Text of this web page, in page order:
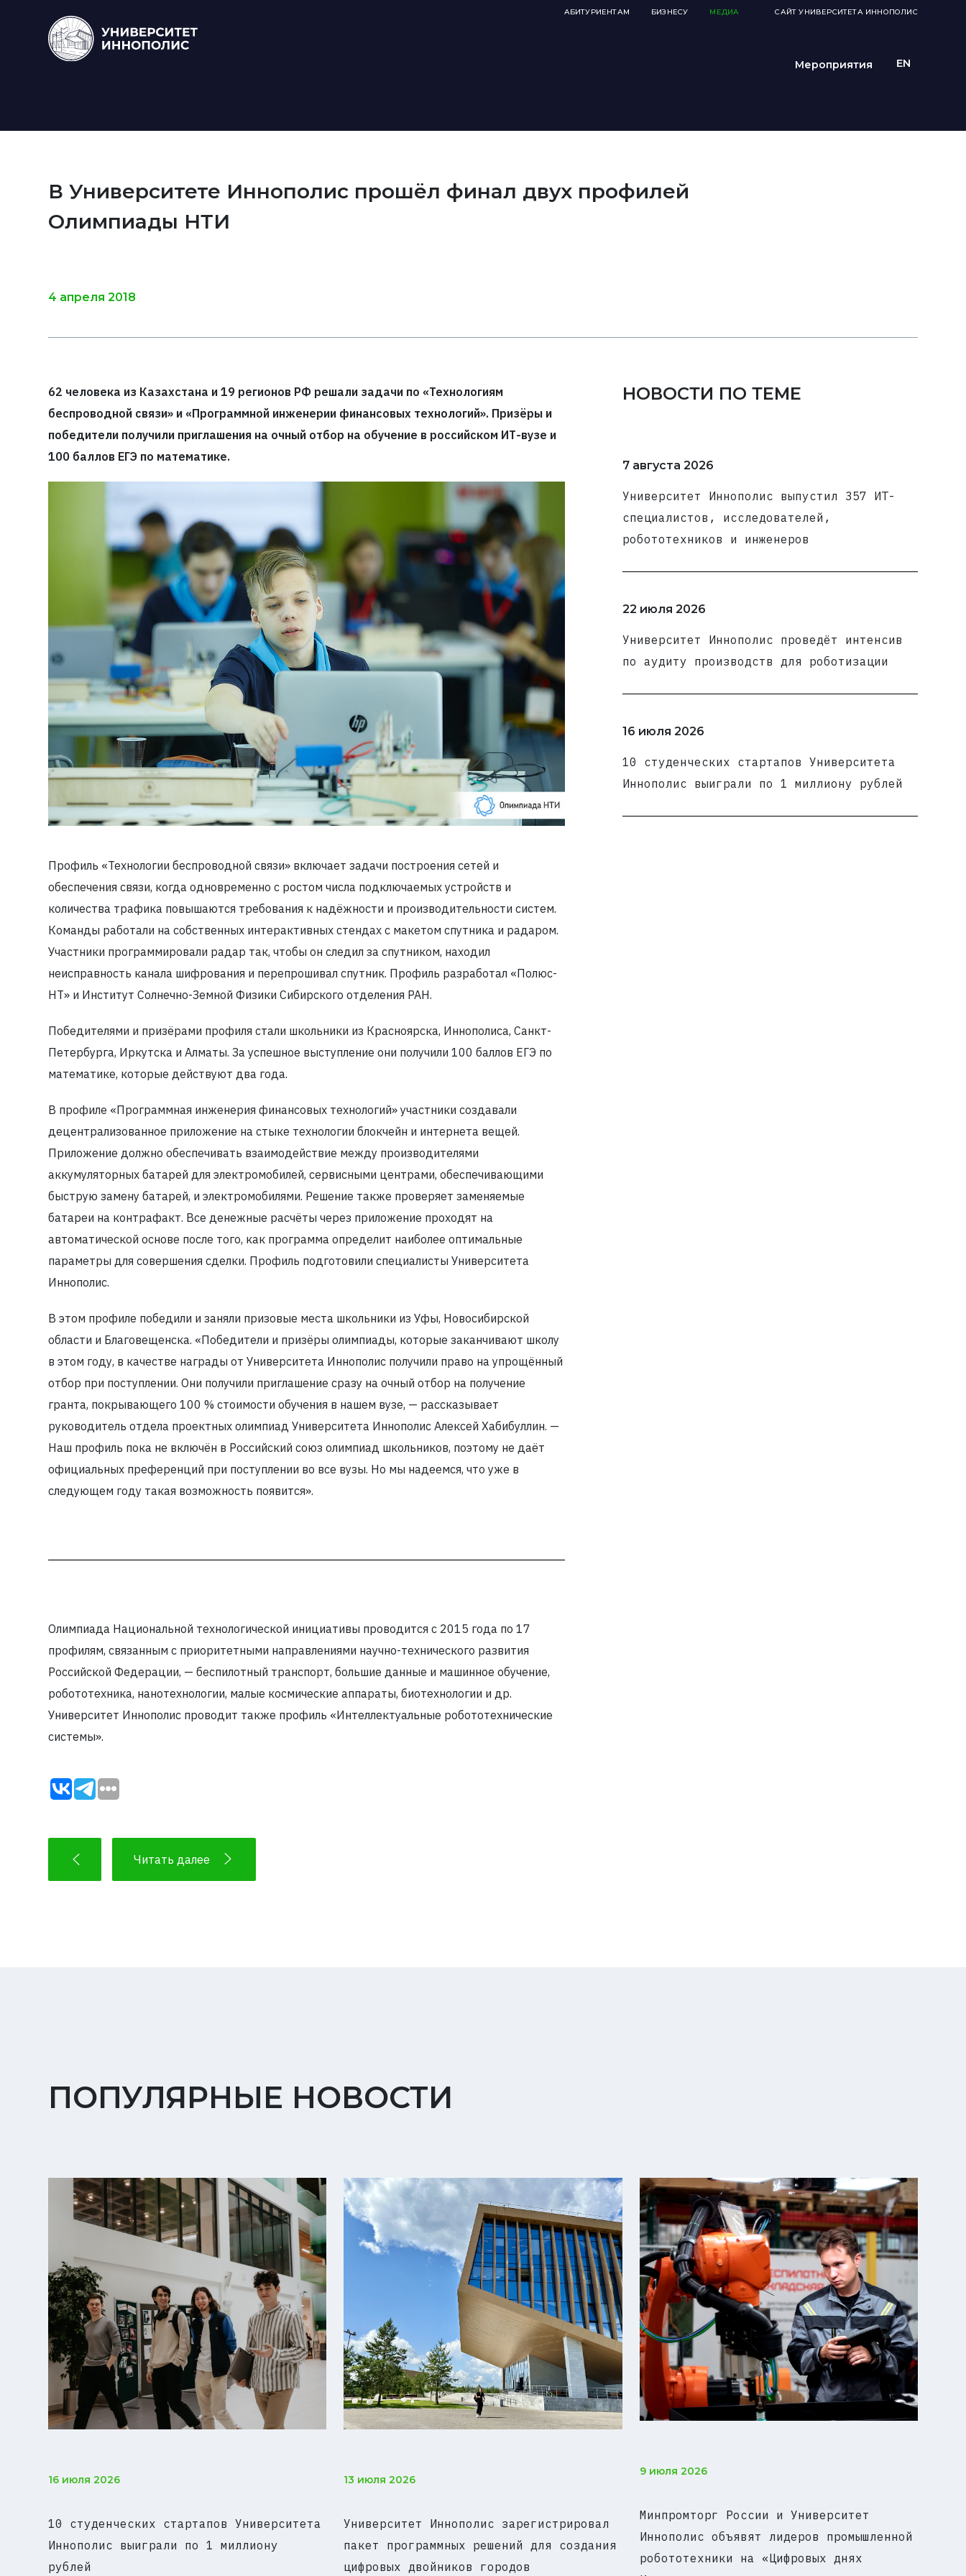
В Университете Иннополис прошёл финал двух профилей
Олимпиады НТИ
4 апреля 2018
62 человека из Казахстана и 19 регионов РФ решали задачи по «Технологиям
беспроводной связи» и «Программной инженерии финансовых технологий». Призёры и
победители получили приглашения на очный отбор на обучение в российском ИТ-вузе и
100 баллов ЕГЭ по математике.
Профиль «Технологии беспроводной связи» включает задачи построения сетей и
обеспечения связи, когда одновременно с ростом числа подключаемых устройств и
количества трафика повышаются требования к надёжности и производительности систем.
Команды работали на собственных интерактивных стендах с макетом спутника и радаром.
Участники программировали радар так, чтобы он следил за спутником, находил
неисправность канала шифрования и перепрошивал спутник. Профиль разработал «Полюс-
НТ» и Институт Солнечно-Земной Физики Сибирского отделения РАН.
Победителями и призёрами профиля стали школьники из Красноярска, Иннополиса, Санкт-
Петербурга, Иркутска и Алматы. За успешное выступление они получили 100 баллов ЕГЭ по
математике, которые действуют два года.
В профиле «Программная инженерия финансовых технологий» участники создавали
децентрализованное приложение на стыке технологии блокчейн и интернета вещей.
Приложение должно обеспечивать взаимодействие между производителями
аккумуляторных батарей для электромобилей, сервисными центрами, обеспечивающими
быструю замену батарей, и электромобилями. Решение также проверяет заменяемые
батареи на контрафакт. Все денежные расчёты через приложение проходят на
автоматической основе после того, как программа определит наиболее оптимальные
параметры для совершения сделки. Профиль подготовили специалисты Университета
Иннополис.
В этом профиле победили и заняли призовые места школьники из Уфы, Новосибирской
области и Благовещенска. «Победители и призёры олимпиады, которые заканчивают школу
в этом году, в качестве награды от Университета Иннополис получили право на упрощённый
отбор при поступлении. Они получили приглашение сразу на очный отбор на получение
гранта, покрывающего 100 % стоимости обучения в нашем вузе, — рассказывает
руководитель отдела проектных олимпиад Университета Иннополис Алексей Хабибуллин. —
Наш профиль пока не включён в Российский союз олимпиад школьников, поэтому не даёт
официальных преференций при поступлении во все вузы. Но мы надеемся, что уже в
следующем году такая возможность появится».
Олимпиада Национальной технологической инициативы проводится с 2015 года по 17
профилям, связанным с приоритетными направлениями научно-технического развития
Российской Федерации, — беспилотный транспорт, большие данные и машинное обучение,
робототехника, нанотехнологии, малые космические аппараты, биотехнологии и др.
Университет Иннополис проводит также профиль «Интеллектуальные робототехнические
системы».
Читать далее
НОВОСТИ ПО ТЕМЕ
7 августа 2026
Университет Иннополис выпустил 357 ИТ-
специалистов, исследователей,
робототехников и инженеров
22 июля 2026
Университет Иннополис проведёт интенсив
по аудиту производств для роботизации
16 июля 2026
10 студенческих стартапов Университета
Иннополис выиграли по 1 миллиону рублей
ПОПУЛЯРНЫЕ НОВОСТИ
16 июля 2026
10 студенческих стартапов Университета
Иннополис выиграли по 1 миллиону
рублей
13 июля 2026
Университет Иннополис зарегистрировал
пакет программных решений для создания
цифровых двойников городов
9 июля 2026
Минпромторг России и Университет
Иннополис объявят лидеров промышленной
робототехники на «Цифровых днях
АБИТУРИЕНТАМ БИЗНЕСУ МЕДИА САЙТ УНИВЕРСИТЕТА ИННОПОЛИС
Мероприятия